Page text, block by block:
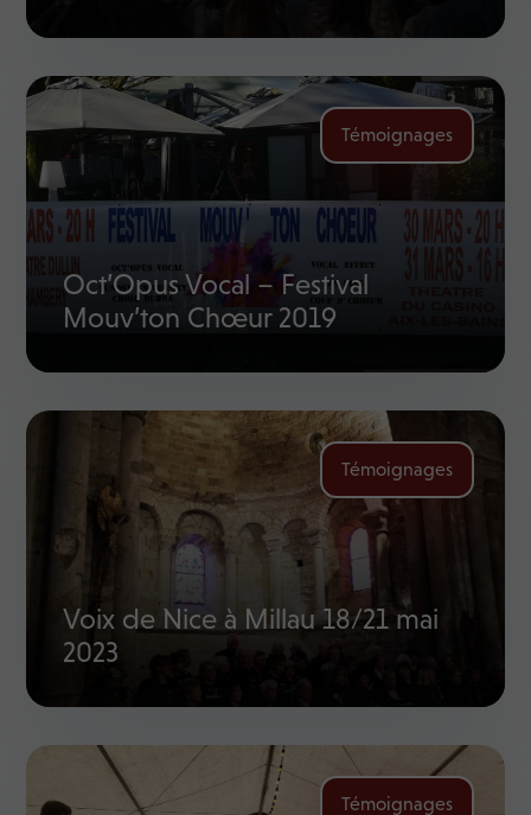
Témoignages
Oct’Opus Vocal – Festival
Mouv’ton Chœur 2019
Témoignages
Voix de Nice à Millau 18/21 mai
2023
Témoignages